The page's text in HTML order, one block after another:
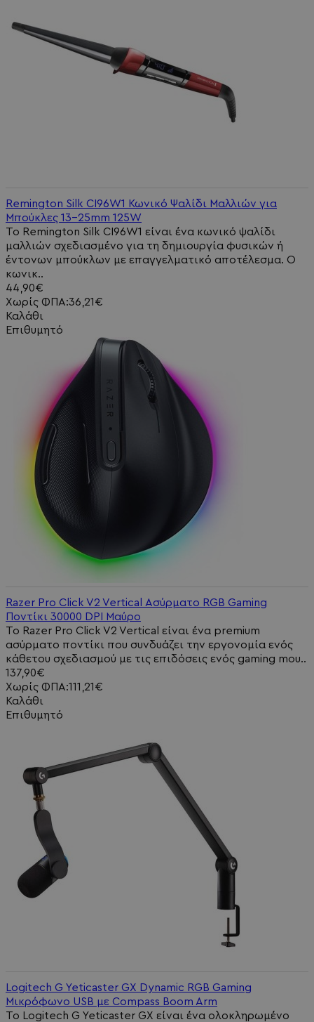
Remington Silk CI96W1 Κωνικό Ψαλίδι Μαλλιών για
Μπούκλες 13-25mm 125W
Το Remington Silk CI96W1 είναι ένα κωνικό ψαλίδι
μαλλιών σχεδιασμένο για τη δημιουργία φυσικών ή
έντονων μπούκλων με επαγγελματικό αποτέλεσμα. Ο
κωνικ..
44,90€
Χωρίς ΦΠΑ:36,21€
Καλάθι
Επιθυμητό
Razer Pro Click V2 Vertical Ασύρματο RGB Gaming
Ποντίκι 30000 DPI Μαύρο
Το Razer Pro Click V2 Vertical είναι ένα premium
ασύρματο ποντίκι που συνδυάζει την εργονομία ενός
κάθετου σχεδιασμού με τις επιδόσεις ενός gaming mou..
137,90€
Χωρίς ΦΠΑ:111,21€
Καλάθι
Επιθυμητό
Logitech G Yeticaster GX Dynamic RGB Gaming
Μικρόφωνο USB με Compass Boom Arm
Το Logitech G Yeticaster GX είναι ένα ολοκληρωμένο